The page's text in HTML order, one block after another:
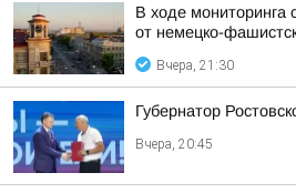
В ходе мониторинга
от немецко-
Вчера, 21:30
Губернатор
Вчера, 20:45